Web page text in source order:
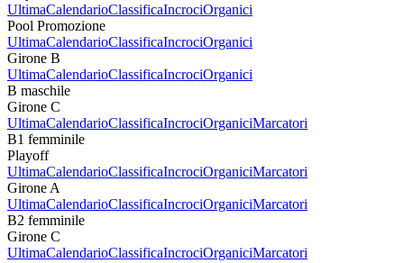
UltimaCalendarioClassificaIncrociOrganici
Pool Promozione
UltimaCalendarioClassificaIncrociOrganici
Girone B
UltimaCalendarioClassificaIncrociOrganici
B maschile
Girone C
UltimaCalendarioClassificaIncrociOrganiciMarcatori
B1 femminile
Playoff
UltimaCalendarioClassificaIncrociOrganiciMarcatori
Girone A
UltimaCalendarioClassificaIncrociOrganiciMarcatori
B2 femminile
Girone C
UltimaCalendarioClassificaIncrociOrganiciMarcatori